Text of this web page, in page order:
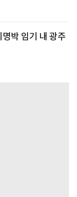
박 임기 내 광주